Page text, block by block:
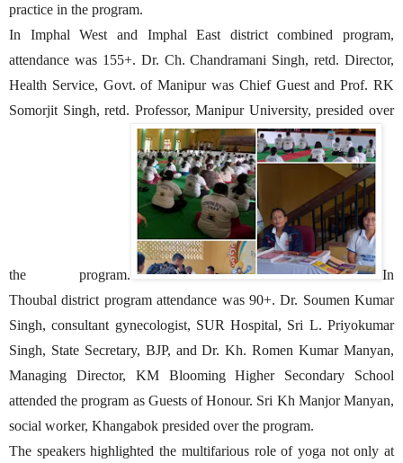
practice in the program.
In Imphal West and Imphal East district combined program,
attendance was 155+. Dr. Ch. Chandramani Singh, retd. Director,
Health Service, Govt. of Manipur was Chief Guest and Prof. RK
Somorjit Singh, retd. Professor, Manipur University, presided over
the program.
In
Thoubal district program attendance was 90+. Dr. Soumen Kumar
Singh, consultant gynecologist, SUR Hospital, Sri L. Priyokumar
Singh, State Secretary, BJP, and Dr. Kh. Romen Kumar Manyan,
Managing Director, KM Blooming Higher Secondary School
attended the program as Guests of Honour. Sri Kh Manjor Manyan,
social worker, Khangabok presided over the program.
The speakers highlighted the multifarious role of yoga not only at